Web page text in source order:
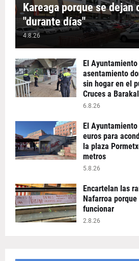
Kareaga porque se dejan
"durante días"
4.8.26
El
asentamiento
sin hogar en el
Cruces a
6.8.26
El
euros para
la plaza
metros
5.8.26
Encartelan las
Nafarroa
funcionar
2.8.26